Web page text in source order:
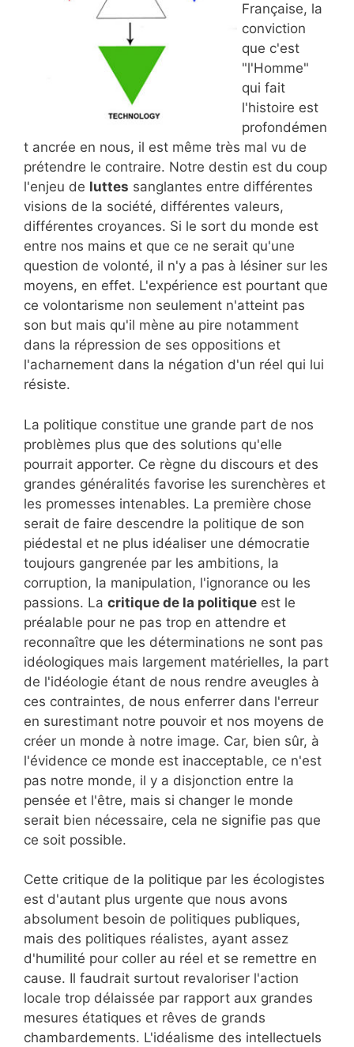
Française, la
conviction
que c'est
"l'Homme"
qui fait
l'histoire est
profondémen
t ancrée en nous, il est même très mal vu de
prétendre le contraire. Notre destin est du coup
l'enjeu de luttes sanglantes entre différentes
visions de la société, différentes valeurs,
différentes croyances. Si le sort du monde est
entre nos mains et que ce ne serait qu'une
question de volonté, il n'y a pas à lésiner sur les
moyens, en effet. L'expérience est pourtant que
ce volontarisme non seulement n'atteint pas
son but mais qu'il mène au pire notamment
dans la répression de ses oppositions et
l'acharnement dans la négation d'un réel qui lui
résiste.
La politique constitue une grande part de nos
problèmes plus que des solutions qu'elle
pourrait apporter. Ce règne du discours et des
grandes généralités favorise les surenchères et
les promesses intenables. La première chose
serait de faire descendre la politique de son
piédestal et ne plus idéaliser une démocratie
toujours gangrenée par les ambitions, la
corruption, la manipulation, l'ignorance ou les
passions. La critique de la politique est le
préalable pour ne pas trop en attendre et
reconnaître que les déterminations ne sont pas
idéologiques mais largement matérielles, la part
de l'idéologie étant de nous rendre aveugles à
ces contraintes, de nous enferrer dans l'erreur
en surestimant notre pouvoir et nos moyens de
créer un monde à notre image. Car, bien sûr, à
l'évidence ce monde est inacceptable, ce n'est
pas notre monde, il y a disjonction entre la
pensée et l'être, mais si changer le monde
serait bien nécessaire, cela ne signifie pas que
ce soit possible.
Cette critique de la politique par les écologistes
est d'autant plus urgente que nous avons
absolument besoin de politiques publiques,
mais des politiques réalistes, ayant assez
d'humilité pour coller au réel et se remettre en
cause. Il faudrait surtout revaloriser l'action
locale trop délaissée par rapport aux grandes
mesures étatiques et rêves de grands
chambardements. L'idéalisme des intellectuels